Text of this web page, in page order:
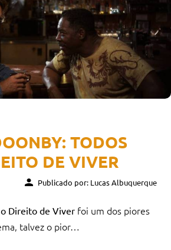
TODOS
DE VIVER
Publicado por: Lucas Albuquerque
Direito de Viver foi um dos piores
talvez o pior…